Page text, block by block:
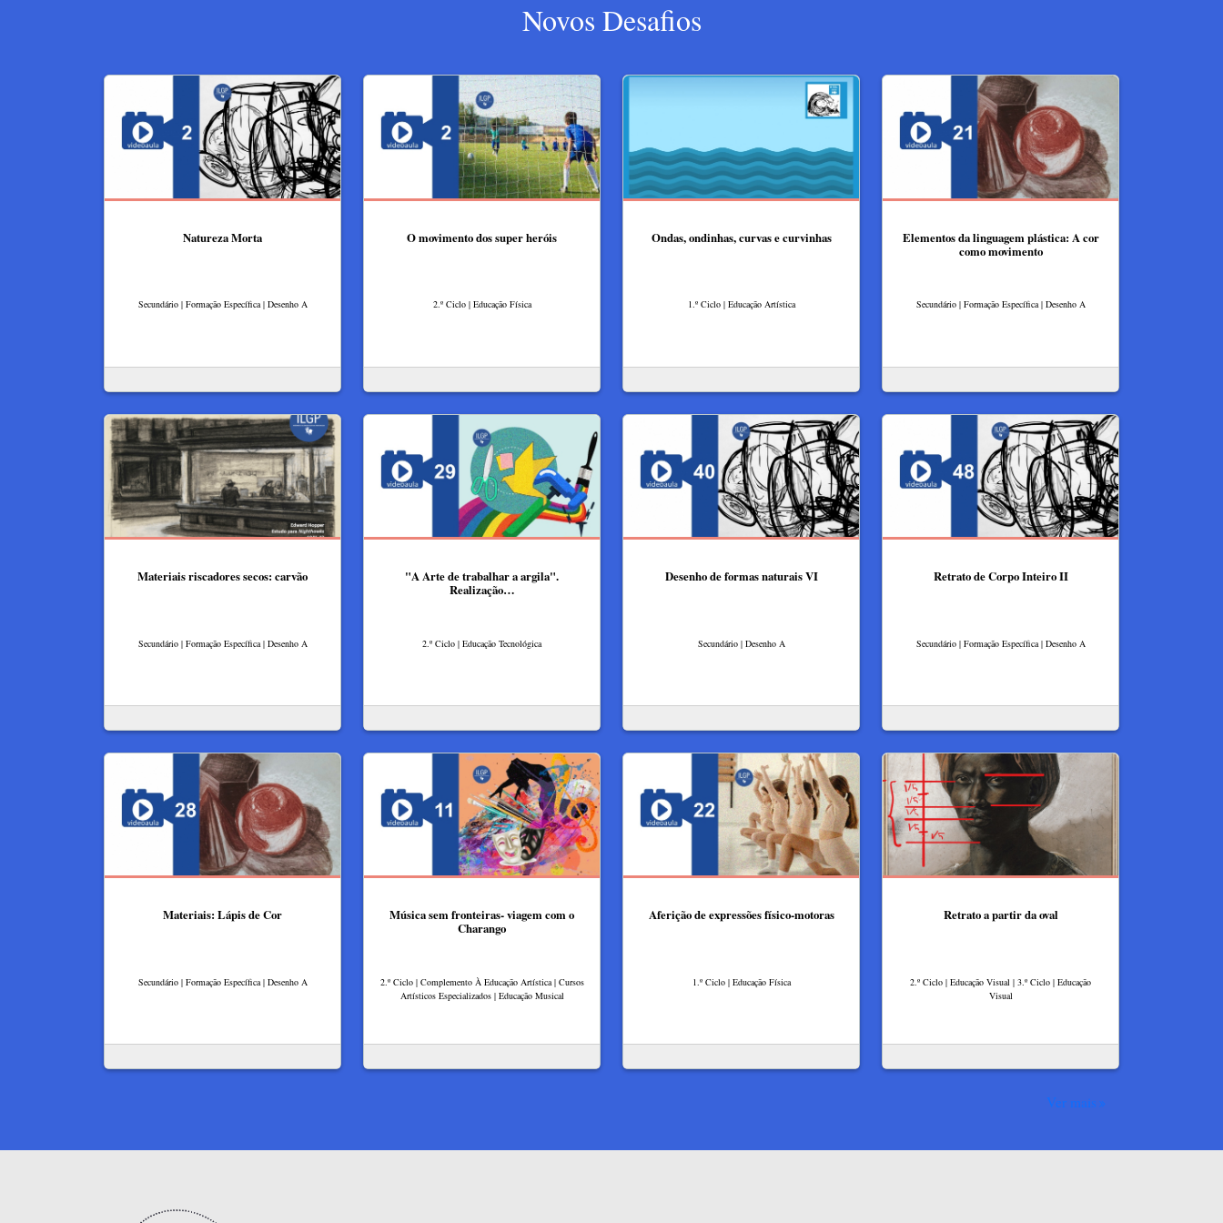
Novos Desafios
Natureza Morta
Secundário | Formação Específica | Desenho A
O movimento dos super heróis
2.º Ciclo | Educação Física
Ondas, ondinhas, curvas e curvinhas
1.º Ciclo | Educação Artística
Elementos da linguagem plástica: A cor
como movimento
Secundário | Formação Específica | Desenho A
Materiais riscadores secos: carvão
Secundário | Formação Específica | Desenho A
"A Arte de trabalhar a argila".
Realização…
2.º Ciclo | Educação Tecnológica
Desenho de formas naturais VI
Secundário | Desenho A
Retrato de Corpo Inteiro II
Secundário | Formação Específica | Desenho A
Materiais: Lápis de Cor
Secundário | Formação Específica | Desenho A
Música sem fronteiras- viagem com o
Charango
2.º Ciclo | Complemento À Educação Artística | Cursos
Artísticos Especializados | Educação Musical
Aferição de expressões físico-motoras
1.º Ciclo | Educação Física
Retrato a partir da oval
2.º Ciclo | Educação Visual | 3.º Ciclo | Educação
Visual
Ver mais